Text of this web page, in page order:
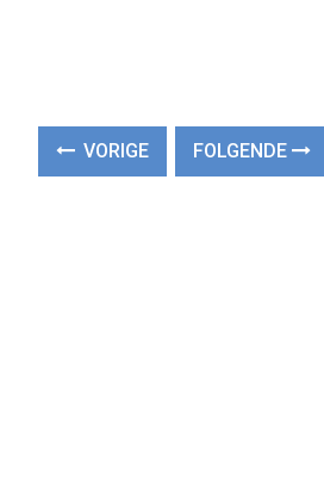
VORIGE FOLGENDE